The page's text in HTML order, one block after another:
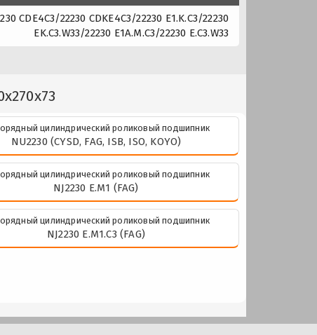
CDE4C3/22230 CDKE4C3/22230 E1.K.C3/22230
EK.C3.W33/22230 E1A.M.C3/22230 E.C3.W33
цилиндрический роликовый подшипник
NU2230 (CYSD, FAG, ISB, ISO, KOYO)
цилиндрический роликовый подшипник
NJ2230 E.M1 (FAG)
цилиндрический роликовый подшипник
NJ2230 E.M1.C3 (FAG)